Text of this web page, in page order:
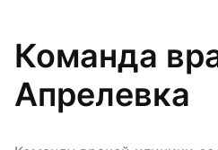
Команда
Апрелевка